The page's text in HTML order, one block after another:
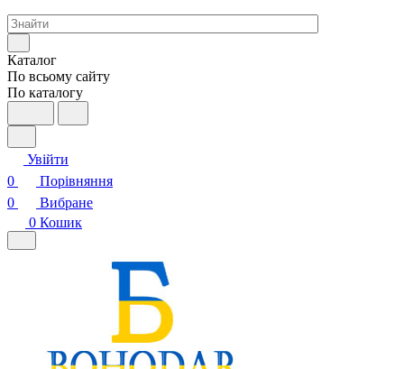
Каталог
По всьому сайту
По каталогу
Увійти
0
Порівняння
0
Вибране
0 Кошик